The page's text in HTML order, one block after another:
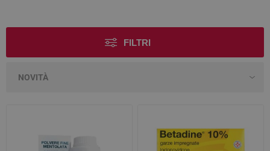
FILTRI